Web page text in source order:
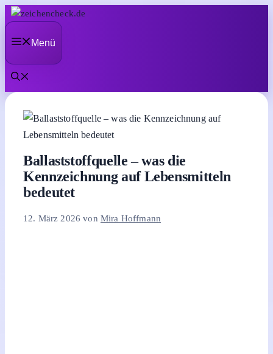
Zum
Inhalt
springenMenü
Ballaststoffquelle – was die
Kennzeichnung auf Lebensmitteln
bedeutet
12. März 2026 von Mira Hoffmann